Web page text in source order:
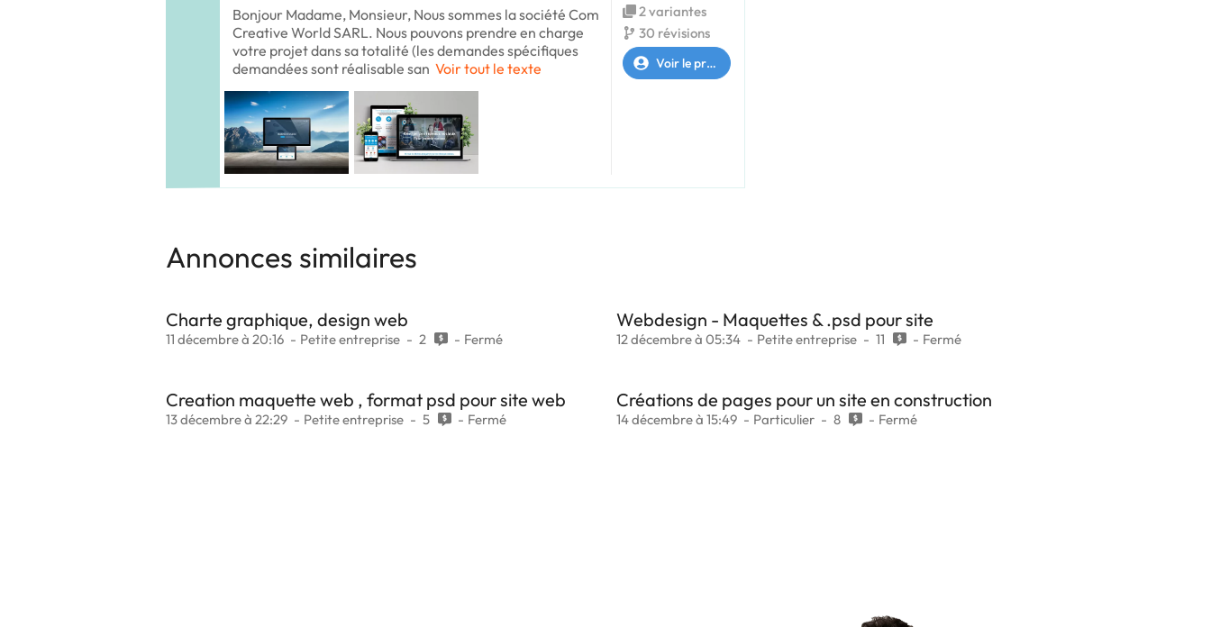
Bonjour Madame, Monsieur, Nous sommes la société Com
Creative World SARL. Nous pouvons prendre en charge
votre projet dans sa totalité (les demandes spécifiques
demandées sont réalisable san Voir tout le texte
2 variantes
30 révisions
Voir le profil
Annonces similaires
Charte graphique, design web
11 décembre à 20:16 Petite entreprise 2 Fermé
Webdesign - Maquettes & .psd pour site
12 décembre à 05:34 Petite entreprise 11 Fermé
Creation maquette web , format psd pour site web
13 décembre à 22:29 Petite entreprise 5 Fermé
Créations de pages pour un site en construction
14 décembre à 15:49 Particulier 8 Fermé